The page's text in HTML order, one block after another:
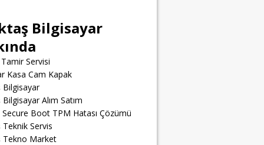
Bilgisayar
Servisi
Kasa Cam Kapak
Bilgisayar
Alım Satım
Boot TPM Hatası Çözümü
Servis
Tekno Market